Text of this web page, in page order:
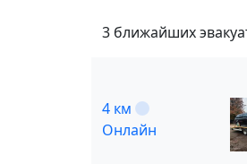
3 ближайших
4 км
Онлайн